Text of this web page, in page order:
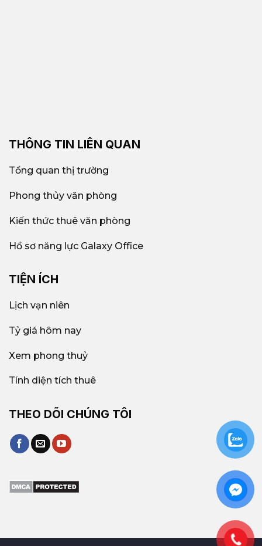
THÔNG TIN LIÊN QUAN
Tổng quan thị trường
Phong thủy văn phòng
Kiến thức thuê văn phòng
Hồ sơ năng lực Galaxy Office
TIỆN ÍCH
Lịch vạn niên
Tỷ giá hôm nay
Xem phong thuỷ
Tính diện tích thuê
THEO DÕI CHÚNG TÔI